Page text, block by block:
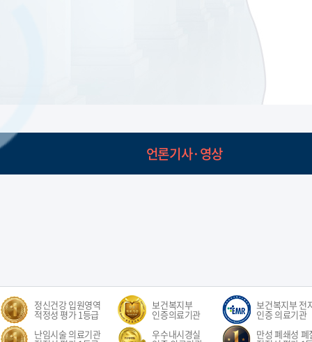
언론기사·영상
정신건강 입원영역
적정성 평가 1등급
보건복지부
인증의료기관
보건복지부 전
인증 의료기관
난임시술 의료기관
우수내시경실 만성 폐쇄성